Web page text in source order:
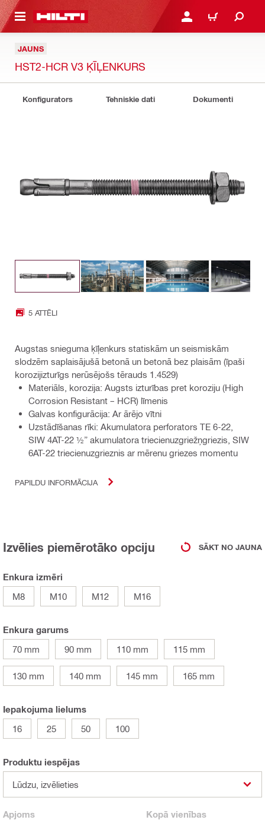
SATURU PIESLĒGTIES VAI
IEPIRKŠANĀS
JAUNS
HST2-HCR V3 ĶĪĻENKURS
Konfigurators Tehniskie dati Dokumenti
5 ATTĒLI
Augstas snieguma ķīļenkurs statiskām un seismiskām
slodzēm saplaisājušā betonā un betonā bez plaisām (īpaši
korozijizturīgs nerūsējošs tērauds 1.4529)
Materiāls, korozija: Augsts izturības pret koroziju (High
Corrosion Resistant – HCR) līmenis
Galvas konfigurācija: Ar ārējo vītni
Uzstādīšanas rīki: Akumulatora perforators TE 6-22,
SIW 4AT-22 ½” akumulatora triecienuzgriežņgriezis, SIW
6AT-22 triecienuzgrieznis ar mērenu griezes momentu
PAPILDU INFORMĀCIJA
Izvēlies piemērotāko opciju SĀKT NO JAUNA
Enkura izmēri
M8
M10 M12 M16
Enkura garums
70 mm
90 mm 110 mm 115 mm
130 mm 140 mm 145 mm 165 mm
Iepakojuma lielums
16
25 50 100
Produktu iespējas
Lūdzu, izvēlieties
Apjoms Kopā vienības